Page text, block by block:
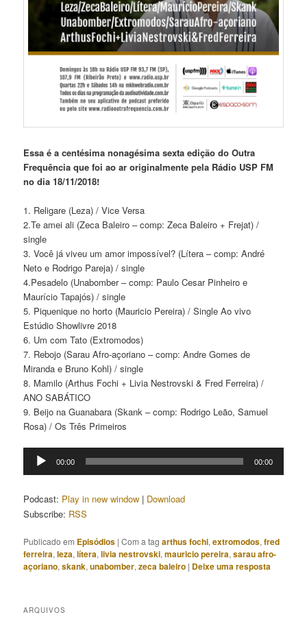
Essa é a centésima nonagésima sexta edição do Outra
Frequência que foi ao ar originalmente pela Rádio USP FM
no dia 18/11/2018!
1. Religare (Leza) / Vice Versa
2.Te amei ali (Zeca Baleiro – comp: Zeca Baleiro + Frejat) /
single
3. Você já viveu um amor impossível? (Lítera – comp: André
Neto e Rodrigo Pareja) / single
4.Pesadelo (Unabomber – comp: Paulo Cesar Pinheiro e
Maurício Tapajós) / single
5. Piquenique no horto (Mauricio Pereira) / Single Ao vivo
Estúdio Showlivre 2018
6. Um com Tato (Extromodos)
7. Rebojo (Sarau Afro-açoriano – comp: Andre Gomes de
Miranda e Bruno Kohl) / single
8. Mamilo (Arthus Fochi + Livia Nestrovski & Fred Ferreira) /
ANO SABÁTICO
9. Beijo na Guanabara (Skank – comp: Rodrigo Leão, Samuel
Rosa) / Os Três Primeiros
Tocador
00:00 00:00
Podcast: Play in new window | Download
Subscribe: RSS
Publicado em Episódios |Com a tagarthus fochi,extromodos,fred
ferreira,leza,lítera,livia nestrovski,mauricio pereira,sarau afro-
açoriano,skank,unabomber,zeca baleiro | Deixe uma resposta
ARQUIVOS